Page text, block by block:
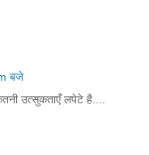
बजे
उत्सुकताएँ लपेटे है....